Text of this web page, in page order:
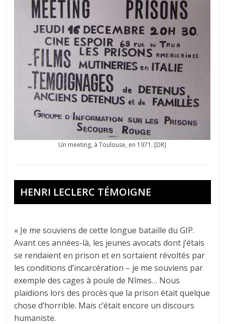
Un meeting, à Toulouse, en 1971. [DR]
HENRI LECLERC TÉMOIGNE
« Je me souviens de cette longue bataille du GIP.
Avant ces années-là, les jeunes avocats dont j’étais
se rendaient en prison et en sortaient révoltés par
les conditions d’incarcération – je me souviens par
exemple des cages à poule de Nîmes… Nous
plaidions lors des procès que la prison était quelque
chose d’horrible. Mais c’était encore un discours
humaniste.